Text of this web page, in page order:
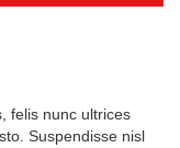
felis nunc ultrices
Suspendisse nisl